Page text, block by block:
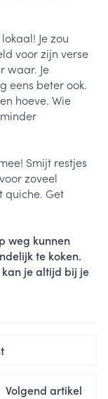
Je zou
voor zijn verse
waar. Je
eens beter ook.
hoeve. Wie
Smijt restjes
zoveel
quiche. Get
weg kunnen
te koken.
je altijd bij je
Volgend artikel